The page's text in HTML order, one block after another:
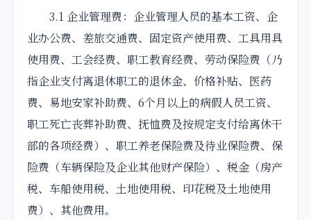
3.1 企业管理费：企业管理人员的基本工资、企
业办公费、差旅交通费、固定资产使用费、工具用具
使用费、工会经费、职工教育经费、劳动保险费（乃
指企业支付离退休职工的退休金、价格补贴、医药
费、易地安家补助费、6个月以上的病假人员工资、
职工死亡丧葬补助费、抚恤费及按规定支付给离休干
部的各项经费）、职工养老保险费及待业保险费、保
险费（车辆保险及企业其他财产保险）、税金（房产
税、车船使用税、土地使用税、印花税及土地使用
费）、其他费用。